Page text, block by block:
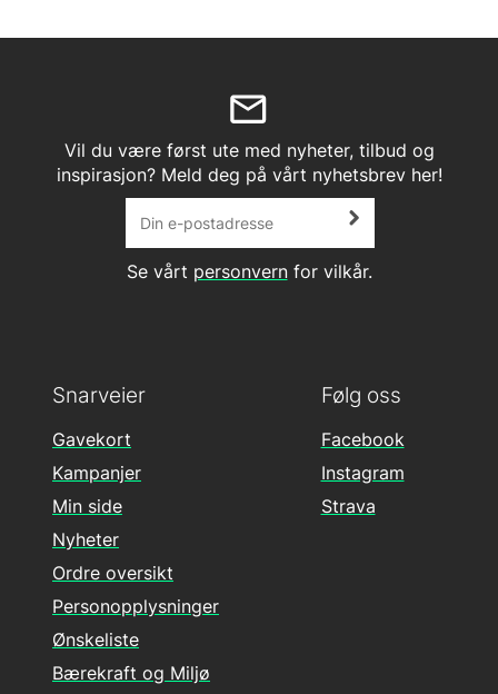
Vil du være først ute med nyheter, tilbud og
inspirasjon? Meld deg på vårt nyhetsbrev her!
Se vårt personvernfor vilkår.
Følg oss
Facebook
Instagram
Strava
Snarveier
Gavekort
Kampanjer
Min side
Nyheter
Ordre oversikt
Personopplysninger
Ønskeliste
Bærekraft og Miljø